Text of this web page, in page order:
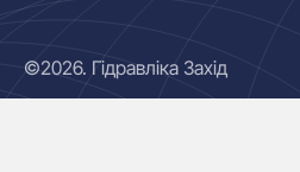
©2026. Гідравліка Захід